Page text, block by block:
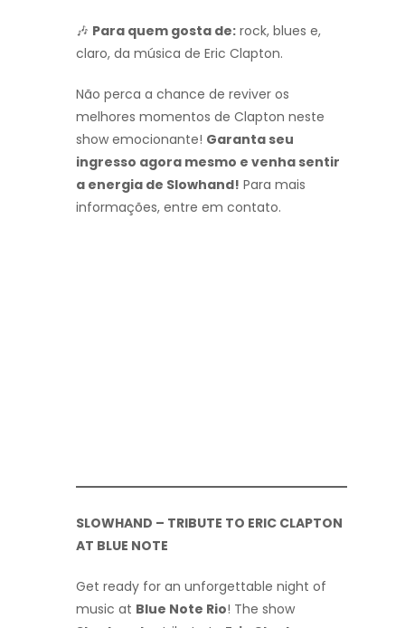
🎶 Para quem gosta de: rock, blues e,
claro, da música de Eric Clapton.
Não perca a chance de reviver os
melhores momentos de Clapton neste
show emocionante! Garanta seu
ingresso agora mesmo e venha sentir
a energia de Slowhand! Para mais
informações, entre em contato.
SLOWHAND – TRIBUTE TO ERIC CLAPTON
AT BLUE NOTE
Get ready for an unforgettable night of
music at Blue Note Rio! The show